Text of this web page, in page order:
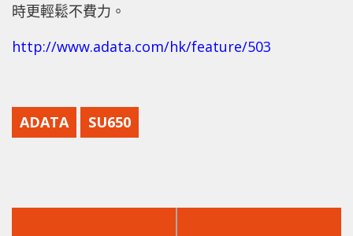
時更輕鬆不費力。
http://www.adata.com/hk/feature/503
ADATA SU650